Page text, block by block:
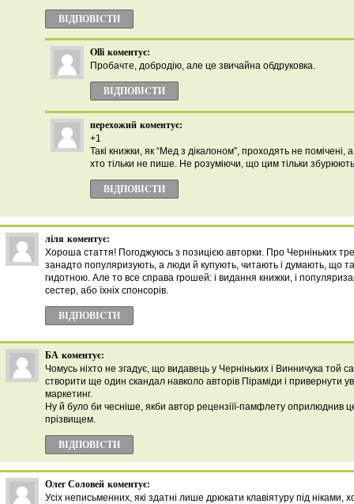
ВІДПОВІCТИ
Olli коментує:
Пробачте, добродію, але це звичайна обдруковка.
ВІДПОВІCТИ
перехожий коментує:
+1
Такі книжки, як “Мед з дікалоном”, проходять не помічені,
хто тільки не пише. Не розуміючи, що цим тільки збурюють
ВІДПОВІCТИ
ліля коментує:
Хороша стаття! Погоджуюсь з позицією авторки. Про Черніньких
занадто популяризують, а люди й купують, читають і думають, що
гидотною. Але то все справа грошей: і видання книжки, і
сестер, або їхніх спонсорів.
ВІДПОВІCТИ
БА коментує:
Чомусь ніхто не згадує, що видавець у Черніньких і Винничука той
створити ще один скандал навколо авторів Піраміди і привернути
маркетинг.
Ну й було би чесніше, якби автор рецензіїї-памфлету оприлюднив
прізвищем.
ВІДПОВІCТИ
Олег Соловей коментує:
Усіх неписьменних, які здатні лише дрюкати клавіятуру під ніками,